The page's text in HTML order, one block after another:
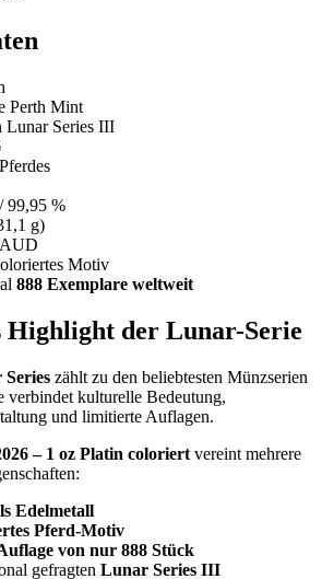
Perth Mint
Lunar Series III
99,95 %
g)
Motiv
888 Exemplare weltweit
Highlight der Lunar-Serie
zählt zu den beliebtesten Münzserien
verbindet kulturelle Bedeutung,
und limitierte Auflagen.
– 1 oz Platin coloriert vereint mehrere
Edelmetall
Pferd-Motiv
von nur 888 Stück
gefragten Lunar Series III